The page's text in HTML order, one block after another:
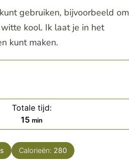
gebruiken, bijvoorbeeld om
kool. Ik laat je in het
kunt maken.
Totale tijd:
15minuten
min
Calorieën: 280